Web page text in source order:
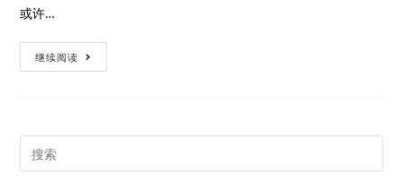
或许…
继续阅读